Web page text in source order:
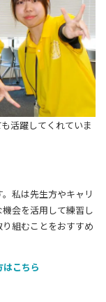
活躍してくれていま
私は先生方やキャリ
会を活用して練習し
組むことをおすすめ
こちら